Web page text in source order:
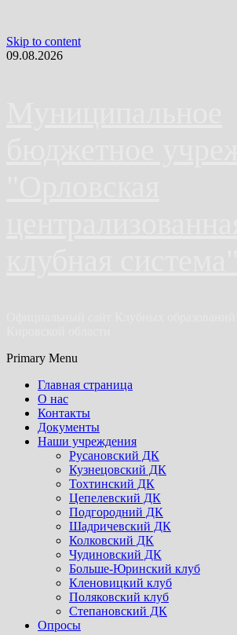
Skip to content
09.08.2026
Primary Menu
Главная страница
О нас
Контакты
Документы
Наши учреждения
Русановский ДК
Кузнецовский ДК
Тохтинский ДК
Цепелевский ДК
Подгородний ДК
Шадричевский ДК
Колковский ДК
Чудиновский ДК
Больше-Юринский клуб
Кленовицкий клуб
Поляковский клуб
Степановский ДК
Опросы